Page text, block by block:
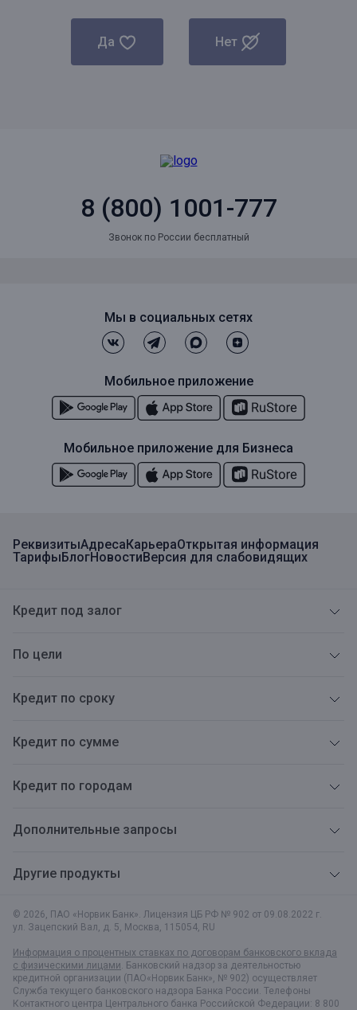
Да Нет
8 (800) 1001-777
Звонок по России бесплатный
© 2026, ПАО «Норвик Банк». Лицензия ЦБ РФ № 902 от 09.08.2022 г.
ул. Зацепский Вал, д. 5, Москва, 115054, RU
Информация о процентных ставках по договорам банковского вклада
с физическими лицами. Банковский надзор за деятельностью
кредитной организации (ПАО«Норвик Банк», № 902) осуществляет
Служба текущего банковского надзора Банка России. Телефоны
Контактного центра Центрального банка Российской Федерации: 8 800
РеквизитыАдресаКарьераОткрытая информация
ТарифыБлогНовостиВерсия для слабовидящих
Кредит под залог
По цели
Кредит по сроку
Кредит по сумме
Кредит по городам
Дополнительные запросы
Другие продукты
Мы в социальных сетях
Мобильное приложение
Мобильное приложение для Бизнеса